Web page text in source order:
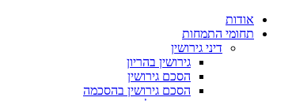
אודות
תחומי התמחות
דיני גירושין
גירושין בהריון
הסכם גירושין
הסכם גירושין בהסכמה